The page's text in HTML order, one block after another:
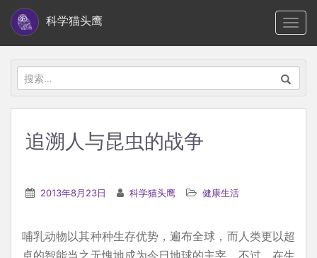
i
科学猫头鹰
搜
索：
追溯人与昆虫的战争
2013年8月23日 科学猫头鹰 健康生活
哺乳动物以其种种生存优势，遍布全球，而人类更以超